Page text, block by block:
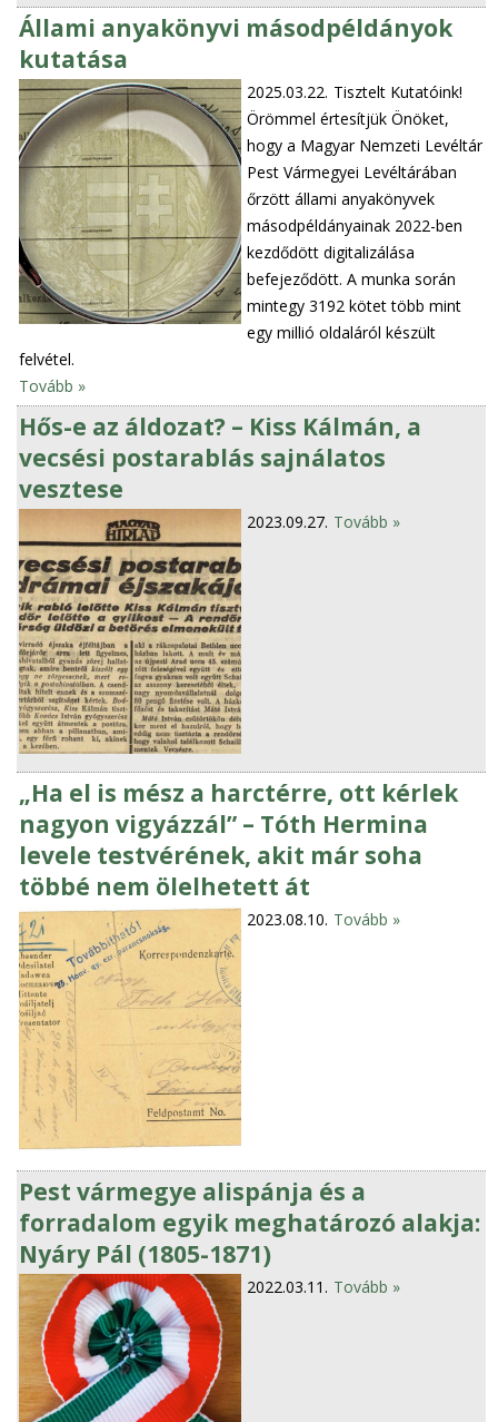
Állami anyakönyvi másodpéldányok
kutatása
2025.03.22. Tisztelt Kutatóink!
Örömmel értesítjük Önöket,
hogy a Magyar Nemzeti Levéltár
Pest Vármegyei Levéltárában
őrzött állami anyakönyvek
másodpéldányainak 2022-ben
kezdődött digitalizálása
befejeződött. A munka során
mintegy 3192 kötet több mint
egy millió oldaláról készült
felvétel.
Tovább »
Hős-e az áldozat? – Kiss Kálmán, a
vecsési postarablás sajnálatos
vesztese
2023.09.27. Tovább »
„Ha el is mész a harctérre, ott kérlek
nagyon vigyázzál” – Tóth Hermina
levele testvérének, akit már soha
többé nem ölelhetett át
2023.08.10. Tovább »
Pest vármegye alispánja és a
forradalom egyik meghatározó alakja:
Nyáry Pál (1805-1871)
2022.03.11. Tovább »